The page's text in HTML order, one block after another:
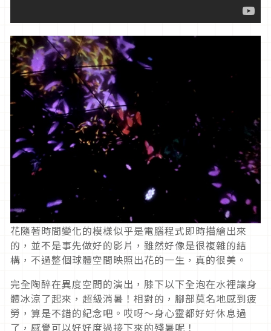
花隨著時間變化的模樣似乎是電腦程式即時描繪出來
的，並不是事先做好的影片，雖然好像是很複雜的結
構，不過整個球體空間映照出花的一生，真的很美。
完全陶醉在異度空間的演出，膝下以下全泡在水裡讓身
體冰涼了起來，超級消暑！相對的，腳部莫名地感到疲
勞，算是不錯的紀念吧。哎呀～身心靈都好好休息過
了，感覺可以好好度過接下來的殘暑呢！